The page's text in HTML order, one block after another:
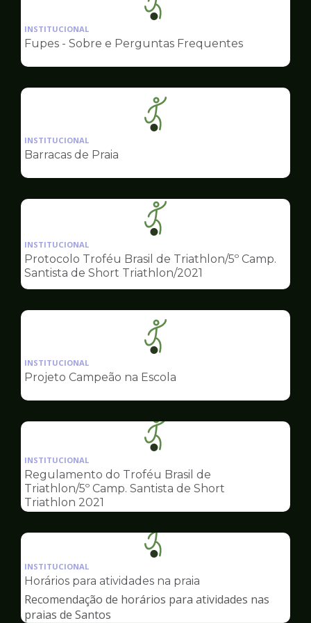
Ilustração
da
pagina
Esportes
INSTITUCIONAL
Fupes - Sobre e Perguntas Frequentes
Ilustração
da
Esportes
INSTITUCIONAL
Barracas de Praia
Ilustração
da
pagina
de
Esportes
INSTITUCIONAL
Protocolo Troféu Brasil de Triathlon/5º Camp.
Santista de Short Triathlon/2021
Ilustração
da
pagina
Esportes
INSTITUCIONAL
Projeto Campeão na Escola
Ilustração
da
pagina
de
INSTITUCIONAL
Regulamento do Troféu Brasil de
Triathlon/5º Camp. Santista de Short
Triathlon 2021
Ilustração
da
pagina
Esportes
INSTITUCIONAL
Horários para atividades na praia
Recomendação de horários para atividades nas
praias de Santos